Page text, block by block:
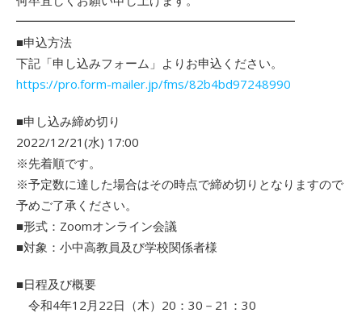
━━━━━━━━━━━━━━━━━━━━━━━
■申込方法
下記「申し込みフォーム」よりお申込ください。
https://pro.form-mailer.jp/fms/82b4bd97248990
■申し込み締め切り
2022/12/21(水) 17:00
※先着順です。
※予定数に達した場合はその時点で締め切りとなりますので
予めご了承ください。
■形式：Zoomオンライン会議
■対象：小中高教員及び学校関係者様
■日程及び概要
令和4年12月22日（木）20：30－21：30